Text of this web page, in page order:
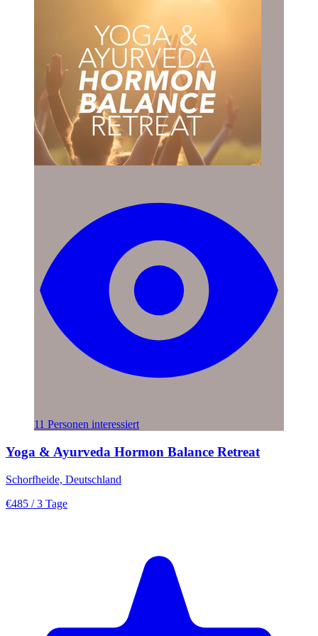
11 Personen interessiert
Yoga & Ayurveda Hormon Balance Retreat
Schorfheide, Deutschland
€485 / 3 Tage